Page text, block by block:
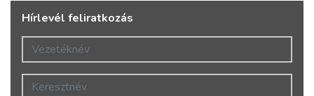
Hírlevél feliratkozás
Vezetéknév
Keresztnév